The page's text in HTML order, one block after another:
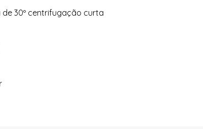
30º centrifugação curta